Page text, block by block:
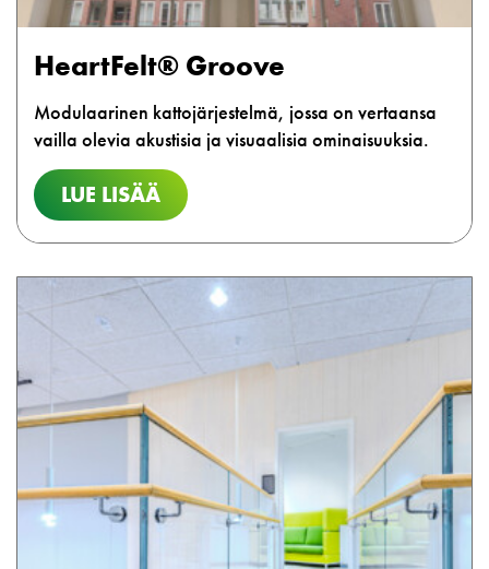
HeartFelt® Groove
Modulaarinen kattojärjestelmä, jossa on vertaansa
vailla olevia akustisia ja visuaalisia ominaisuuksia.
LUE LISÄÄ